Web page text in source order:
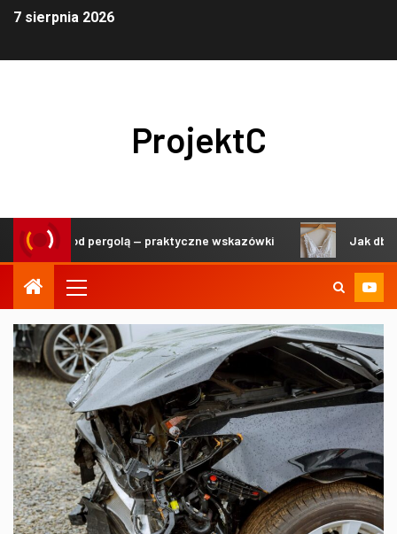
7 sierpnia 2026
ProjektC
pod pergolą — praktyczne wskazówki Jak dbać o